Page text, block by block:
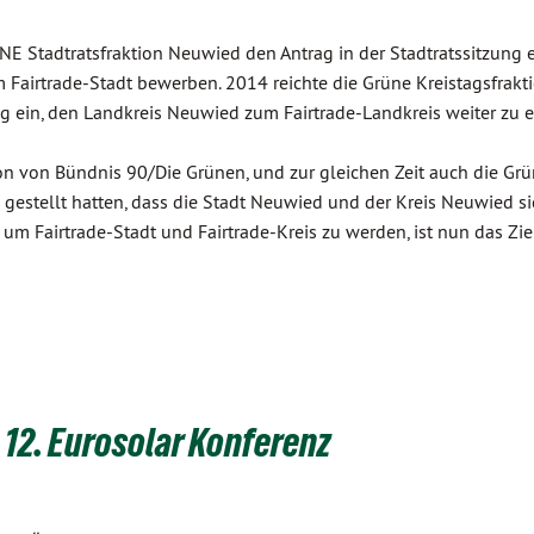
Stadtratsfraktion Neuwied den Antrag in der Stadtratssitzung
Stadt bewerben. 2014 reichte die Grüne
ein, den Landkreis Neuwied zum Fairtrade-Landkreis weiter zu
von Bündnis 90/Die Grünen, und zur gleichen Zeit auch die
hatten, dass die Stadt Neuwied und der Kreis Neuwied
Fairtrade-Stadt und Fairtrade-Kreis zu werden, ist nun das
Eurosolar Konferenz